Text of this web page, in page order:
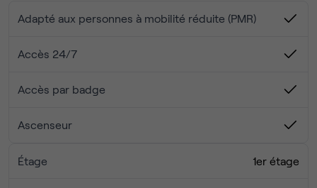
Services inclus :
Mobilier
Ménage
Salles de conférence
Climatisation
Adapté aux personnes à mobilité réduite (PMR)
Accès 24/7
Accès par badge
Ascenseur
Étage 1er étage